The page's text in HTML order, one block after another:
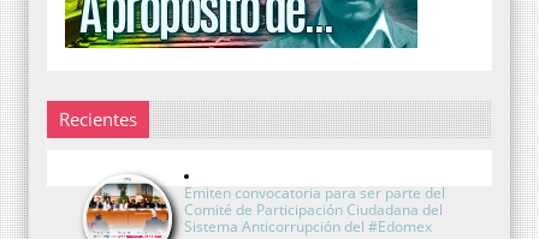
Recientes
Emiten convocatoria para ser parte del
Comité de Participación Ciudadana del
Sistema Anticorrupción del #Edomex